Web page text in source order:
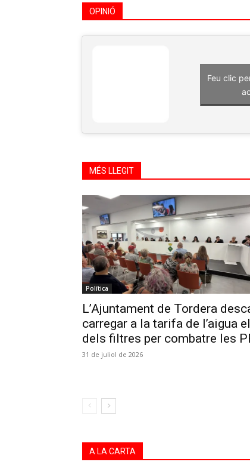
OPINIÓ
Feu clic
MÉS LLEGIT
Política
L’Ajuntament de Tordera
carregar a la tarifa de l’aigua
dels filtres per combatre les
31 de juliol de 2026
A LA CARTA